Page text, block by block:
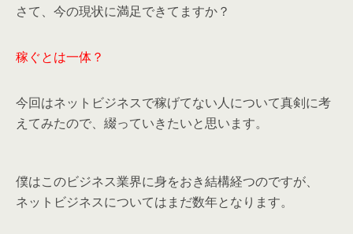
さて、今の現状に満足できてますか？
稼ぐとは一体？
今回はネットビジネスで稼げてない人について真剣に考
えてみたので、綴っていきたいと思います。
僕はこのビジネス業界に身をおき結構経つのですが、
ネットビジネスについてはまだ数年となります。